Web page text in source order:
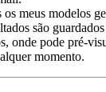
meus modelos
são
onde pode pré-
momento.